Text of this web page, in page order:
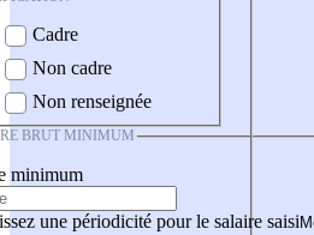
Cadre
Non cadre
Non renseignée
BRUT MINIMUM
minimum
une périodicité pour le salaire saisi